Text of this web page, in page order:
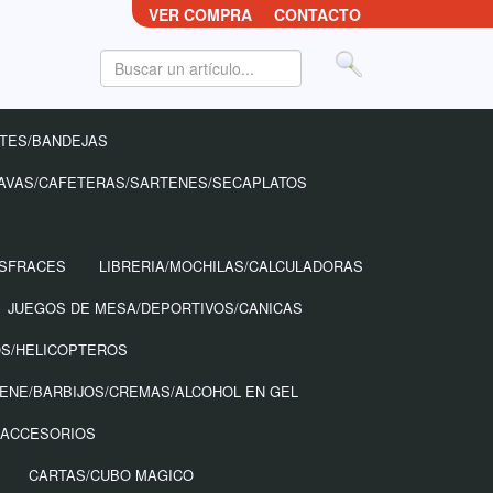
VER COMPRA CONTACTO
BANDEJAS
CAFETERAS/SARTENES/SECAPLATOS
LIBRERIA/MOCHILAS/CALCULADORAS
JUEGOS DE MESA/DEPORTIVOS/CANICAS
HELICOPTEROS
BARBIJOS/CREMAS/ALCOHOL EN GEL
CARTAS/CUBO MAGICO